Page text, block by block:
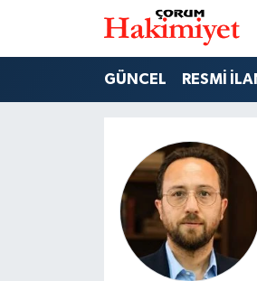
GÜNCEL RESMİ
Nöbetçi Eczaneler
Çorum Namaz Vakitleri
Trafik Durumu
Süper Lig Puan Durumu ve